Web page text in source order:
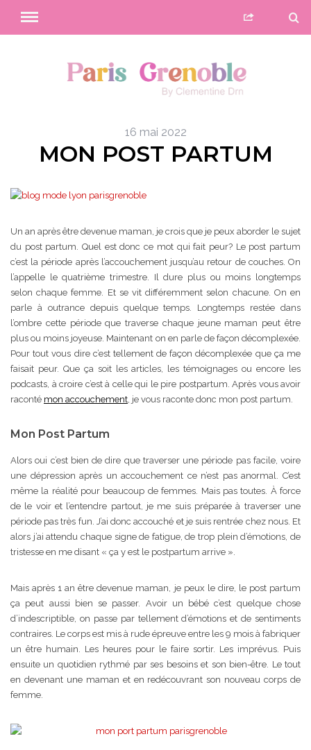
16 mai 2022
MON POST PARTUM
Un an après être devenue maman, je crois que je peux aborder le sujet
du post partum. Quel est donc ce mot qui fait peur? Le post partum
c’est la période après l’accouchement jusqu’au retour de couches. On
l’appelle le quatrième trimestre. Il dure plus ou moins longtemps
selon chaque femme. Et se vit différemment selon chacune. On en
parle à outrance depuis quelque temps. Longtemps restée dans
l’ombre cette période que traverse chaque jeune maman peut être
plus ou moins joyeuse. Maintenant on en parle de façon décomplexée.
Pour tout vous dire c’est tellement de façon décomplexée que ça me
faisait peur. Que ça soit les articles, les témoignages ou encore les
podcasts, à croire c’est à celle qui le pire postpartum. Après vous avoir
raconté mon accouchement , je vous raconte donc mon post partum.
Mon Post Partum
Alors oui c’est bien de dire que traverser une période pas facile, voire
une dépression après un accouchement ce n’est pas anormal. C’est
même la réalité pour beaucoup de femmes. Mais pas toutes. À force
de le voir et l’entendre partout, je me suis préparée à traverser une
période pas très fun. J’ai donc accouché et je suis rentrée chez nous. Et
alors j’ai attendu chaque signe de fatigue, de trop plein d’émotions, de
tristesse en me disant « ça y est le postpartum arrive ».
Mais après 1 an être devenue maman, je peux le dire, le post partum
ça peut aussi bien se passer. Avoir un bébé c’est quelque chose
d’indescriptible, on passe par tellement d’émotions et de sentiments
contraires. Le corps est mis à rude épreuve entre les 9 mois à fabriquer
un être humain. Les heures pour le faire sortir. Les imprévus. Puis
ensuite un quotidien rythmé par ses besoins et son bien-être. Le tout
en devenant une maman et en redécouvrant son nouveau corps de
femme.